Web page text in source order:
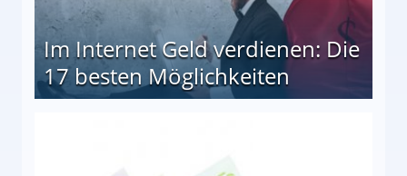
Im Internet Geld verdienen: Die
17 besten Möglichkeiten